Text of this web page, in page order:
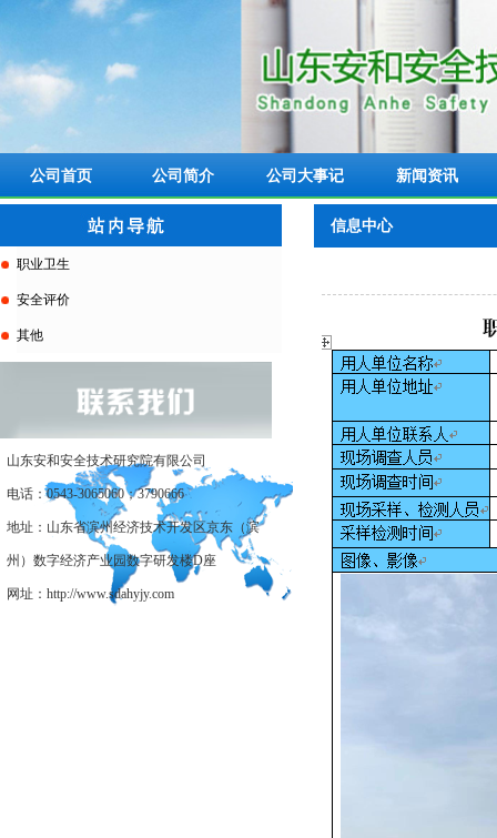
公司首页 公司简介 公司大事记 新闻资讯
职业卫生
安全评价
其他
山东安和安全技术研究院有限公司
电话：0543-3065060；3790666
地址：山东省滨州经济技术开发区京东（滨
州）数字经济产业园数字研发楼D座
网址：http://www.sdahyjy.com
信息中心